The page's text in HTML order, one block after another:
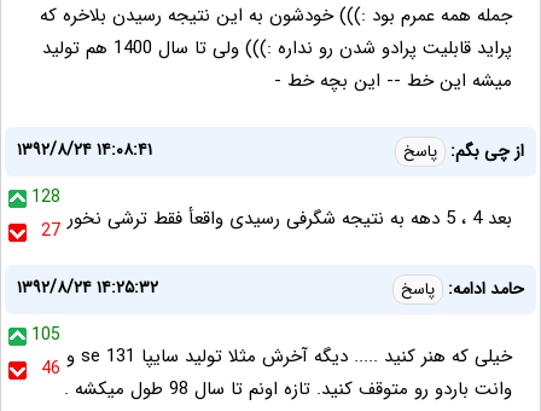
جمله همه عمرم بود :))) خودشون به این نتیجه رسیدن بلاخره که
پراید قابلیت پرادو شدن رو نداره :))) ولی تا سال 1400 هم تولید
میشه این خط -- این بچه خط -
از چی بگم: پاسخ
۱۳۹۲/۸/۲۴ ۱۴:۰۸:۴۱
128
27
بعد 4 ، 5 دهه به نتیجه شگرفی رسیدی واقعأ فقط ترشی نخور
حامد ادامه: پاسخ
۱۳۹۲/۸/۲۴ ۱۴:۲۵:۳۲
105
46 خیلی که هنر کنید ..... دیگه آخرش مثلا تولید سایپا 131 se و
وانت باردو رو متوقف کنید. تازه اونم تا سال 98 طول میکشه .